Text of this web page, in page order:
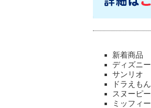
新着商品
ディズニー
サンリオ
ドラえもん
スヌーピー
ミッフィー